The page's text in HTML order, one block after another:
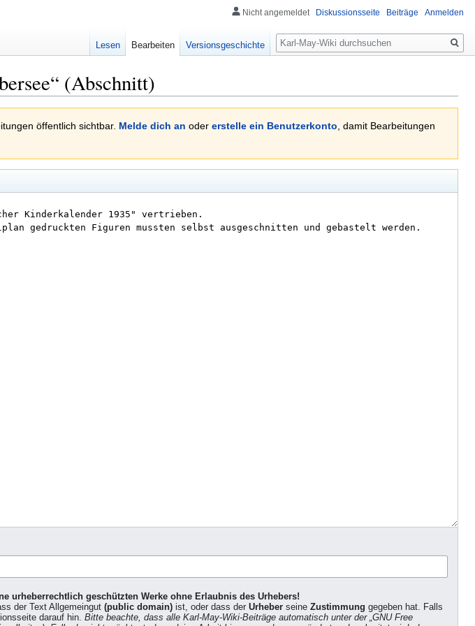
(Abschnitt)
öffentlich sichtbar. Melde dich an oder erstelle ein Benutzerkonto, damit Bearbeitungen
urheberrechtlich geschützten Werke ohne Erlaubnis des Urhebers!
der Text Allgemeingut (public domain) ist, oder dass der Urheber seine Zustimmung gegeben hat. Falls
darauf hin. Bitte beachte, dass alle Karl-May-Wiki-Beiträge automatisch unter der „GNU Free
Nicht angemeldet Diskussionsseite Beiträge Anmelden
Lesen Bearbeiten Versionsgeschichte
Suche